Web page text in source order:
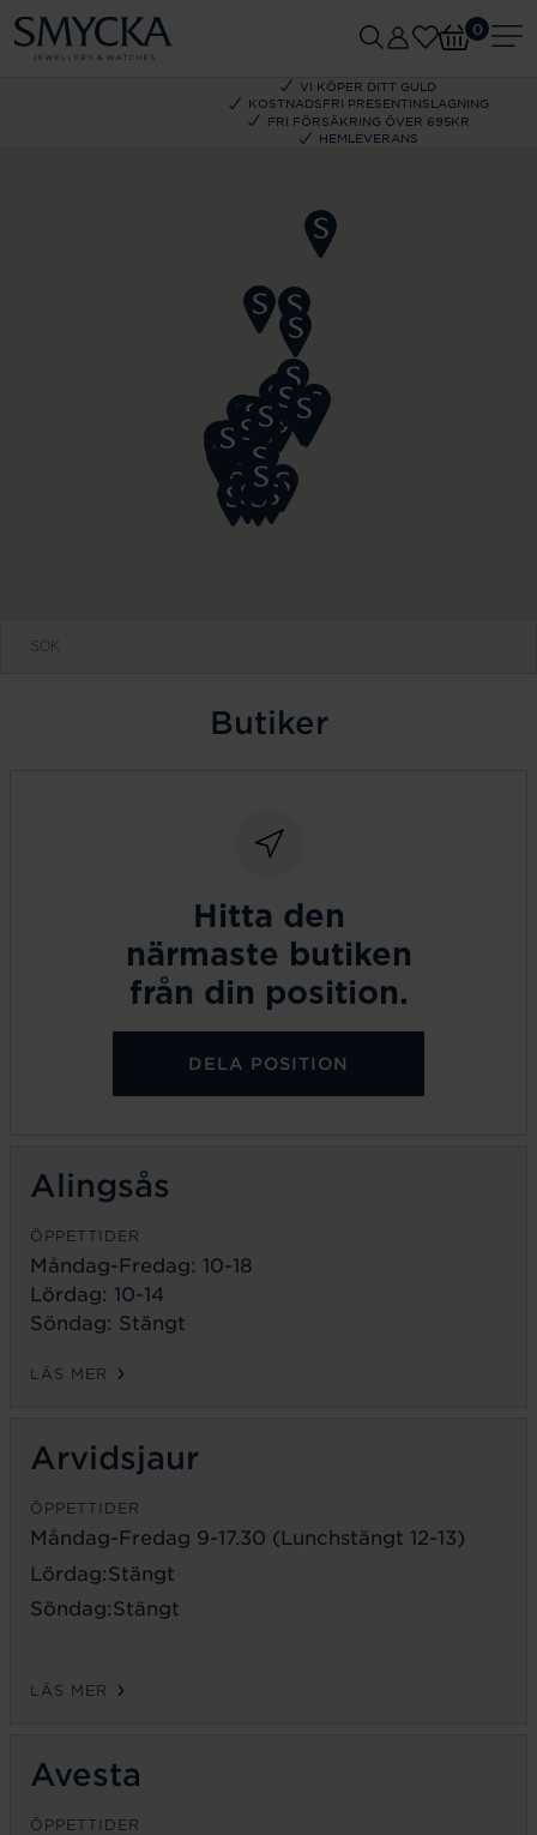
VI KÖPER DITT GULD
KOSTNADSFRI PRESENTINSLAGNING
FRI FÖRSÄKRING ÖVER 695KR
HEMLEVERANS
0
Butiker
Hitta den
närmaste butiken
från din position.
DELA POSITION
Alingsås
ÖPPETTIDER
Måndag-Fredag: 10-18
Lördag: 10-14
Söndag: Stängt
LÄS MER
Arvidsjaur
ÖPPETTIDER
Måndag-Fredag 9-17.30 (Lunchstängt 12-13)
Lördag:Stängt
Söndag:Stängt
LÄS MER
Avesta
ÖPPETTIDER